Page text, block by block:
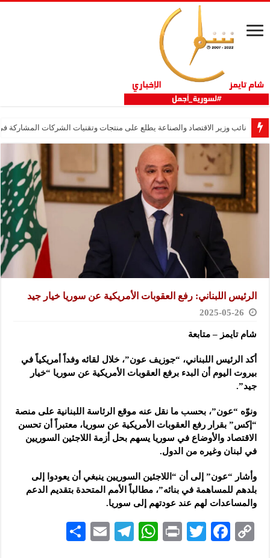
نائب وزير الاقتصاد والصناعة يطلع على منتجات وتقنيات الشركات المشاركة في
الرئيس اللبناني: رفع العقوبات الأمريكية عن سوريا خيار جيد
2025-05-26
شام تايمز – متابعة
أكد الرئيس اللبناني، “جوزيف عون”، خلال لقائه وفداً أمريكياً في
بيروت اليوم أن البدء برفع العقوبات الأمريكية عن سوريا “خيار
جيد”.
ونوّه “عون”، بحسب ما نقل عنه موقع الرئاسة اللبنانية على منصة
“إكس” بقرار رفع العقوبات الأمريكية عن سوريا، معتبراً أن تحسن
الاقتصاد والأوضاع في سوريا يسهم بحل أزمة اللاجئين السوريين
في لبنان وغيره من الدول.
وأشار “عون” إلى أن “اللاجئين السوريين ينبغي أن يعودوا إلى
بلدهم للمساهمة في بنائه”، مطالباً الأمم المتحدة بتقديم الدعم
والمساعدات لهم عند عودتهم إلى سوريا.
C
F
T
P
W
Te
E